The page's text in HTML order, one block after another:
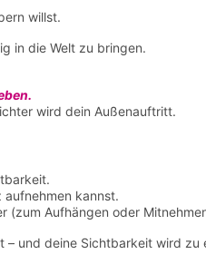
willst.
in die Welt zu bringen.
wird dein Außenauftritt.
kannst.
(zum Aufhängen oder
und deine Sichtbarkeit wird zu